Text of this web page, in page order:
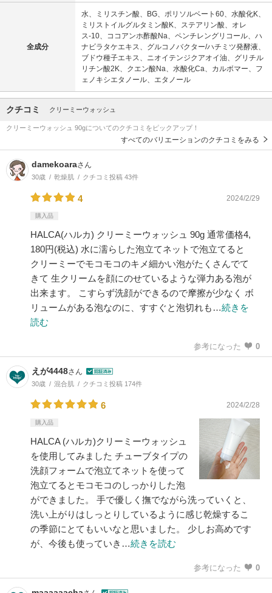
全成分
水、ミリスチン酸、BG、ポリソルベート60、水酸化K、
ミリストイルグルタミン酸K、ステアリン酸、オレ
ス-10、ココアンホ酢酸Na、ペンチレングリコール、ハ
ナビラタケエキス、グルコノバクター/ハチミツ発酵液、
ブドウ種子エキス、ニオイテンジクアオイ油、グリチル
リチン酸2K、クエン酸Na、水酸化Ca、カルボマー、フ
ェノキシエタノール、エタノール
クチコミ クリーミーウォッシュ
クリーミーウォッシュ 90gについてのクチコミをピックアップ！
すべてのバリエーションのクチコミをみる
damekoaraさん
30歳 乾燥肌 クチコミ投稿 43件
4 2024/2/29
購入品
HALCA(ハルカ) クリーミーウォッシュ 90g 通常価格4,
180円(税込) 水に濡らした泡立てネットで泡立てると
クリーミーでモコモコのキメ細かい泡がたくさんでて
きて 生クリームを顔にのせているような弾力ある泡が
出来ます。 こすらず洗顔ができるので摩擦が少なく ボ
リュームがある泡なのに、すすぐと泡切れも…続きを
読む
参考になった 0
えが4448さん
30歳 混合肌 クチコミ投稿 174件
6 2024/2/28
購入品
HALCA (ハルカ)クリーミーウォッシュ
を使用してみました チューブタイプの
洗顔フォームで泡立てネットを使って
泡立てるとモコモコのしっかりした泡
ができました。 手で優しく撫でながら洗っていくと、
洗い上がりはしっとりしているように感じ乾燥するこ
の季節にとてもいいなと思いました。 少しお高めです
が、今後も使っていき…続きを読む
参考になった 0